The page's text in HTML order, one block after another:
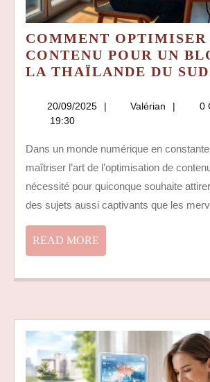
COMMENT OPTIMISER
CONTENU POUR UN
LA THAÏLANDE DU SUD
20/09/2025 20/09/2025
Valérian
0
19:30
Dans un monde numérique en constante évolution,
maîtriser l’art de l’optimisation de
nécessité pour quiconque souhaite
des sujets aussi captivants que les
READ MORE
MORE